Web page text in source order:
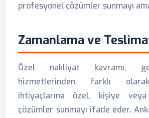
profesyonel çözümler sunmayı
Zamanlama ve
Özel nakliyat kavramı,
hizmetlerinden farklı
ihtiyaçlarına özel, kişiye
çözümler sunmayı ifade eder.